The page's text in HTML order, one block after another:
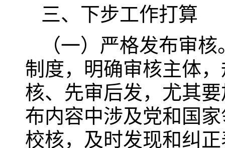
三、下步工作打算
（一）严格发布审
制度，明确审核主体
核、先审后发，尤其
布内容中涉及党和国
校核，及时发现和纠